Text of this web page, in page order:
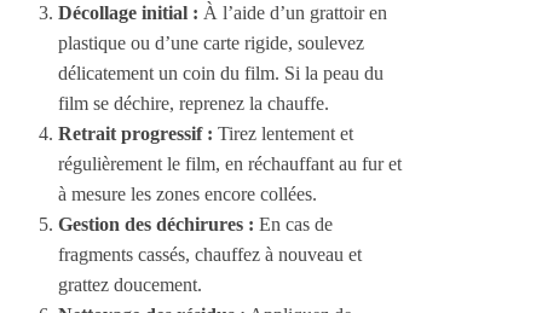
Décollage initial : À l’aide d’un grattoir en
plastique ou d’une carte rigide, soulevez
délicatement un coin du film. Si la peau du
film se déchire, reprenez la chauffe.
Retrait progressif : Tirez lentement et
régulièrement le film, en réchauffant au fur et
à mesure les zones encore collées.
Gestion des déchirures : En cas de
fragments cassés, chauffez à nouveau et
grattez doucement.